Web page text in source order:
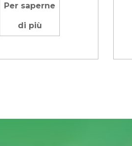
Per saperne
di più